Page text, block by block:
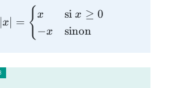
∣x = {x
−x
six ≥ 0
sinon